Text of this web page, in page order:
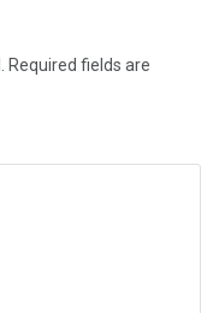
Required fields are